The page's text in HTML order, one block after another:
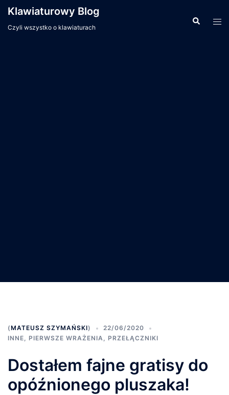
Przejdź
treści
Klawiaturowy Blog
Czyli wszystko o klawiaturach
(MATEUSZ SZYMAŃSKI)
22/06/2020
INNE, PIERWSZE WRAŻENIA, PRZEŁĄCZNIKI
Dostałem fajne gratisy do
opóźnionego pluszaka!